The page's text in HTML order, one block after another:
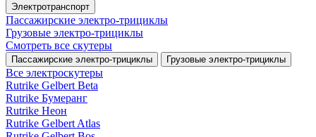
Электротранспорт
Пассажирские электро‑трициклы
Грузовые электро‑трициклы
Смотреть все скутеры
Пассажирские электро‑трициклы Грузовые электро‑трициклы
Все электро­скутеры
Rutrike Gelbert Beta
Rutrike Бумеранг
Rutrike Неон
Rutrike Gelbert Atlas